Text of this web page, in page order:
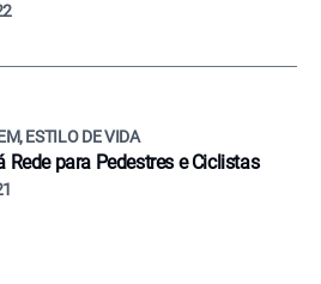
ESTILO DE VIDA
Rede para Pedestres e Ciclistas